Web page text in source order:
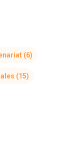
(6)
(15)